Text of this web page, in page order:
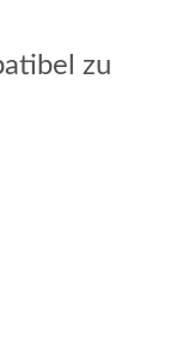
zu